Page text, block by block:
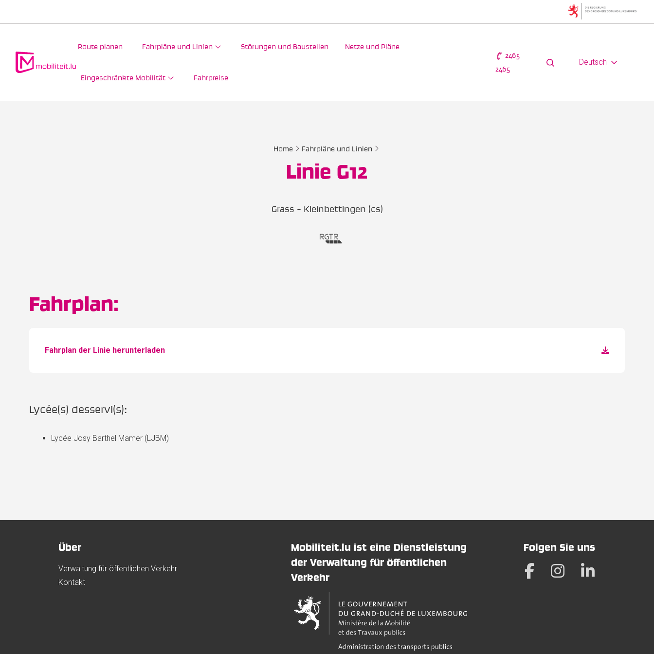
Route planen Fahrpläne und Linien Störungen und Baustellen Netze und Pläne
Eingeschränkte Mobilität Fahrpreise
2465
2465
Deutsch
Home Fahrpläne und Linien
Linie G12
Grass - Kleinbettingen (cs)
Fahrplan:
Fahrplan der Linie herunterladen
Lycée(s) desservi(s):
Lycée Josy Barthel Mamer (LJBM)
Über
Verwaltung für öffentlichen Verkehr
Kontakt
Mobiliteit.lu ist eine Dienstleistung
der Verwaltung für öffentlichen
Verkehr
Folgen Sie uns